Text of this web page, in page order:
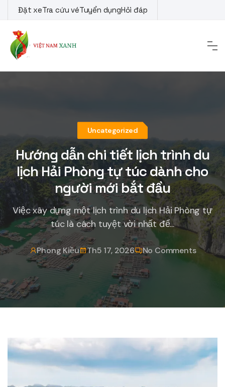
to
content
Đặt xeTra cứu véTuyển dụngHỏi đáp
Uncategorized
Hướng dẫn chi tiết lịch trình du
lịch Hải Phòng tự túc dành cho
người mới bắt đầu
Việc xây dựng một lịch trình du lịch Hải Phòng tự
túc là cách tuyệt vời nhất để...
Phong Kiều Th5 17, 2026 No Comments